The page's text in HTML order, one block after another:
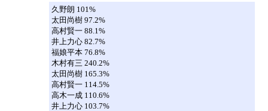
久野朗 101%
太田尚樹 97.2%
高村賢一 88.1%
井上力心 82.7%
福娘平本 76.8%
木村有三 240.2%
太田尚樹 165.3%
高村賢一 114.5%
高木一成 110.6%
井上力心 103.7%